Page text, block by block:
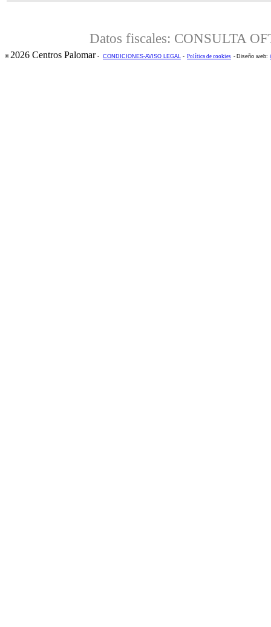
Datos fiscales: CONSULTA
© 2026 Centros Palomar- CONDICIONES-AVISO LEGAL - Política de cookies - Diseño web: